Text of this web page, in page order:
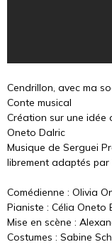
Cendrillon, avec ma
Conte musical
Création sur une idée
Oneto Dalric
Musique de Serguei
librement adaptés
Comédienne : Olivia
Pianiste : Célia Oneto
Mise en scène :
Costumes : Sabine